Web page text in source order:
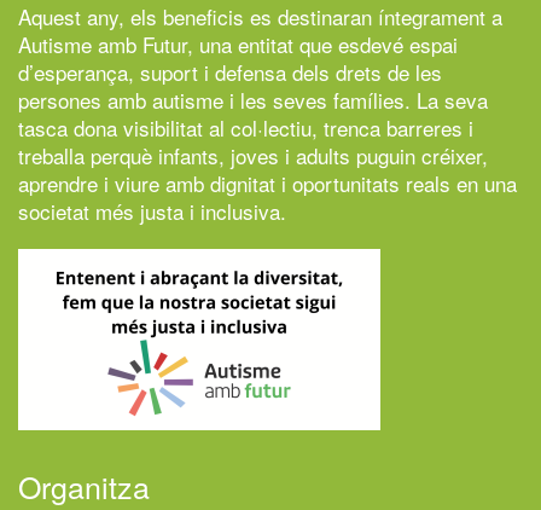
Aquest any, els beneficis es destinaran íntegrament a
Autisme amb Futur, una entitat que esdevé espai
d’esperança, suport i defensa dels drets de les
persones amb autisme i les seves famílies. La seva
tasca dona visibilitat al col·lectiu, trenca barreres i
treballa perquè infants, joves i adults puguin créixer,
aprendre i viure amb dignitat i oportunitats reals en una
societat més justa i inclusiva.
Organitza